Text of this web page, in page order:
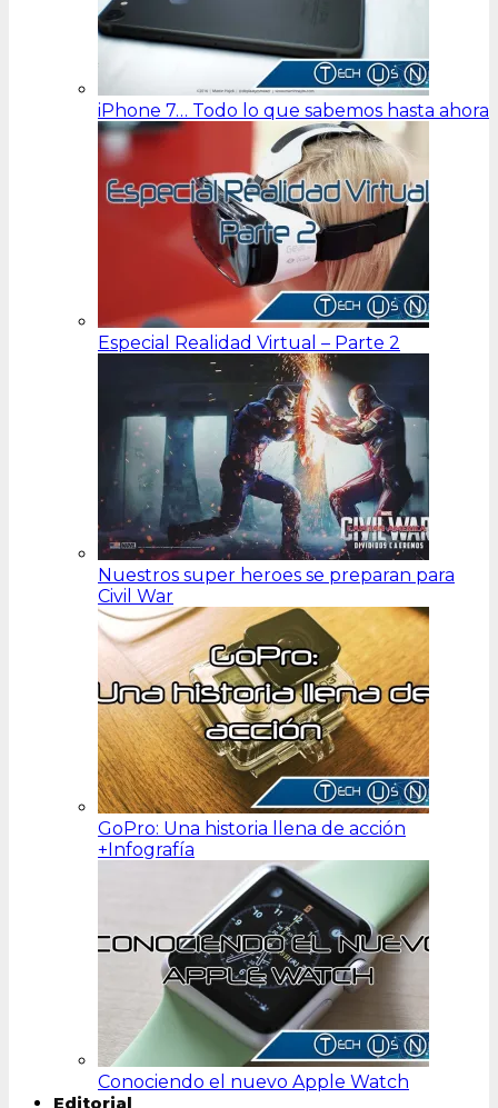
iPhone 7… Todo lo que sabemos hasta ahora
Especial Realidad Virtual – Parte 2
Nuestros super heroes se preparan para
Civil War
GoPro: Una historia llena de acción
+Infografía
Conociendo el nuevo Apple Watch
Editorial